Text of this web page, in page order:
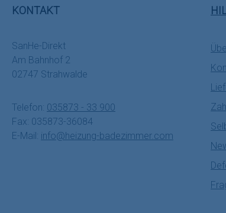
KONTAKT
SanHe-Direkt
Am Bahnhof 2
02747 Strahwalde
Telefon: 035873 - 33 900
Fax: 035873-36084
E-Mail: info@heizung-badezimmer.com